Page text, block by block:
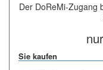
Der DoReMi-Zugang
nur
Sie kaufen